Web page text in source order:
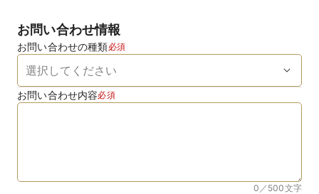
お問い合わせ情報
お問い合わせの種類必須
お問い合わせ内容必須
0／500文字